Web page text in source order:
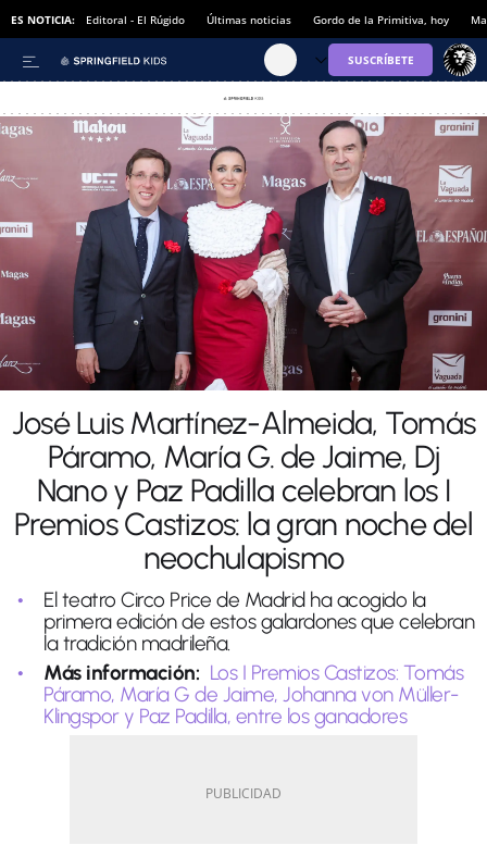
ES NOTICIA: Editoral - El Rúgido Últimas noticias Gordo de la Primitiva, hoy
José Luis Martínez-Almeida, Tomás
Páramo, María G. de Jaime, Dj
Nano y Paz Padilla celebran los I
Premios Castizos: la gran noche del
neochulapismo
El teatro Circo Price de Madrid ha acogido la
primera edición de estos galardones que celebran
la tradición madrileña.
Más información: Los I Premios Castizos: Tomás
Páramo, María G de Jaime, Johanna von Müller-
Klingspor y Paz Padilla, entre los ganadores